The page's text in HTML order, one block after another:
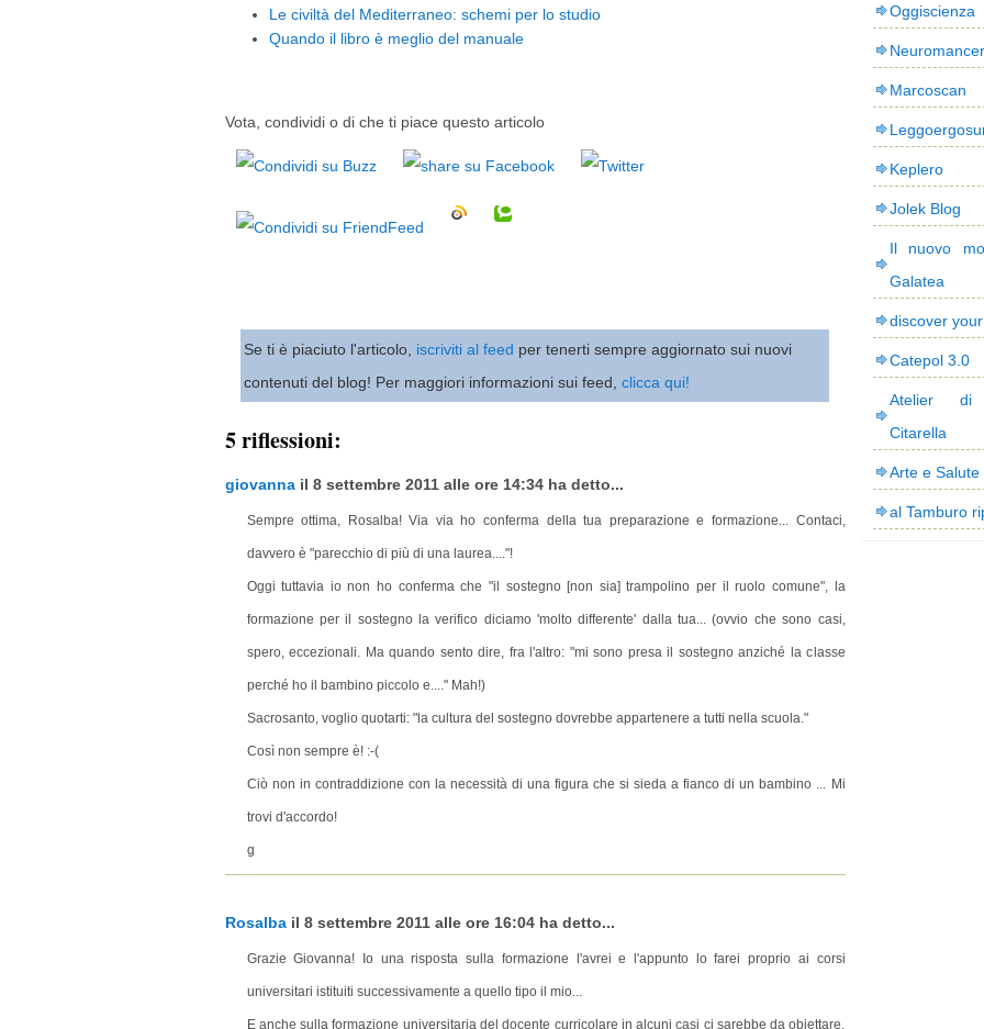
Le civiltà del Mediterraneo: schemi per lo studio
Quando il libro è meglio del manuale
Vota, condividi o di che ti piace questo articolo
Se ti è piaciuto l'articolo, iscriviti al feed per tenerti sempre aggiornato sui nuovi
contenuti del blog! Per maggiori informazioni sui feed, clicca qui!
5 riflessioni:
giovannail 8 settembre 2011 alle ore 14:34 ha detto...
Sempre ottima, Rosalba! Via via ho conferma della tua preparazione e formazione... Contaci,
davvero è "parecchio di più di una laurea...."!
Oggi tuttavia io non ho conferma che "il sostegno [non sia] trampolino per il ruolo comune", la
formazione per il sostegno la verifico diciamo 'molto differente' dalla tua... (ovvio che sono casi,
spero, eccezionali. Ma quando sento dire, fra l'altro: "mi sono presa il sostegno anziché la classe
perché ho il bambino piccolo e...." Mah!)
Sacrosanto, voglio quotarti: "la cultura del sostegno dovrebbe appartenere a tutti nella scuola."
Così non sempre è! :-(
Ciò non in contraddizione con la necessità di una figura che si sieda a fianco di un bambino ... Mi
trovi d'accordo!
g
Rosalbail 8 settembre 2011 alle ore 16:04 ha detto...
Grazie Giovanna! Io una risposta sulla formazione l'avrei e l'appunto lo farei proprio ai corsi
universitari istituiti successivamente a quello tipo il mio...
E anche sulla formazione universitaria del docente curricolare in alcuni casi ci sarebbe da obiettare.
Oggiscienza
Neuromancer
Marcoscan
Keplero
Jolek Blog
Il nuovo
Galatea
discover
Catepol 3.0
Atelier di
Citarella
Arte e Salute
al Tamburo